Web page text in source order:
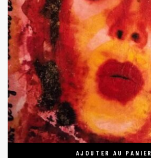
AJOUTER AU PANIER